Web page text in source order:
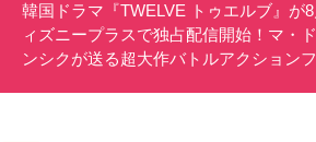
韓国ドラマ『TWELVE トゥエルブ』が
ィズニープラスで独占配信開始！マ・
ンシクが送る超大作バトルアクション